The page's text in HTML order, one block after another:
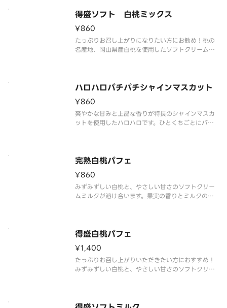
得盛ソフト 白桃ミックス
¥860
たっぷりお召し上がりになりたい方にお勧め！桃の
名産地、岡山県産白桃を使用したソフトクリームで
ハロハロパチパチシャインマスカット
¥860
爽やかな甘みと上品な香りが特長のシャインマスカ
ットを使用したハロハロです。ひとくちごとにパチ
完熟白桃パフェ
¥860
みずみずしい白桃と、やさしい甘さのソフトクリー
ムミルクが溶け合います。果実の香りとミルクのコ
得盛白桃パフェ
¥1,400
たっぷりお召し上がりいただきたい方におすすめ！
みずみずしい白桃と、やさしい甘さのソフトクリー